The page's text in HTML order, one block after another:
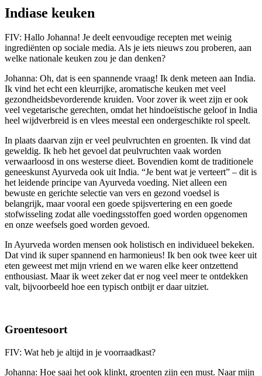
Indiase keuken
FIV: Hallo Johanna! Je deelt eenvoudige recepten met weinig
ingrediënten op sociale media. Als je iets nieuws zou proberen, aan
welke nationale keuken zou je dan denken?
Johanna: Oh, dat is een spannende vraag! Ik denk meteen aan India.
Ik vind het echt een kleurrijke, aromatische keuken met veel
gezondheidsbevorderende kruiden. Voor zover ik weet zijn er ook
veel vegetarische gerechten, omdat het hindoeïstische geloof in India
heel wijdverbreid is en vlees meestal een ondergeschikte rol speelt.
In plaats daarvan zijn er veel peulvruchten en groenten. Ik vind dat
geweldig. Ik heb het gevoel dat peulvruchten vaak worden
verwaarloosd in ons westerse dieet. Bovendien komt de traditionele
geneeskunst Ayurveda ook uit India. “Je bent wat je verteert” – dit is
het leidende principe van Ayurveda voeding. Niet alleen een
bewuste en gerichte selectie van vers en gezond voedsel is
belangrijk, maar vooral een goede spijsvertering en een goede
stofwisseling zodat alle voedingsstoffen goed worden opgenomen
en onze weefsels goed worden gevoed.
In Ayurveda worden mensen ook holistisch en individueel bekeken.
Dat vind ik super spannend en harmonieus! Ik ben ook twee keer uit
eten geweest met mijn vriend en we waren elke keer ontzettend
enthousiast. Maar ik weet zeker dat er nog veel meer te ontdekken
valt, bijvoorbeeld hoe een typisch ontbijt er daar uitziet.
Groentesoort
FIV: Wat heb je altijd in je voorraadkast?
Johanna: Hoe saai het ook klinkt, groenten zijn een must. Naar mijn